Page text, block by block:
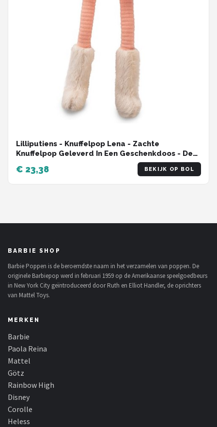
Lilliputiens - Knuffelpop Lena - Zachte
Knuffelpop Geleverd In Een Geschenkdoos - De
Pop Is 32 Cm Groot - Geschikt Vanaf 2 Jaar
€ 23,38 BEKIJK OP BOL
BARBIE SHOP
Barbie Poppen is de beroemdste naam in het verzamelen van poppen. De
originele Barbiepop werd in februari 1959 op de Amerikaanse speelgoedbeurs
in New York City geïntroduceerd door Ruth en Elliot Handler, de oprichters
van Mattel Toys.
MERKEN
Barbie
Paola Reina
Mattel
Götz
Rainbow High
Disney
Corolle
Heless